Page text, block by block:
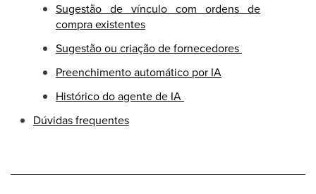
Sugestão de vínculo com ordens de
compra existentes
Sugestão ou criação de fornecedores
Preenchimento automático por IA
Histórico do agente de IA
Dúvidas frequentes